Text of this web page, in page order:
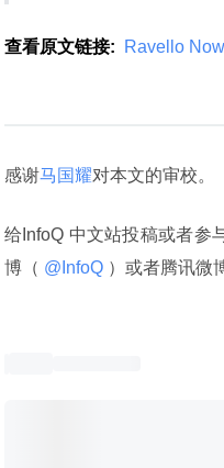
查看原文链接: Ravello
感谢马国耀对本文的审校。
给InfoQ 中文站投稿或者参
博（ @InfoQ ）或者腾讯微